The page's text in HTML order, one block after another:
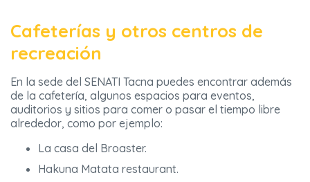
Cafeterías y otros centros de
recreación
En la sede del SENATI Tacna puedes encontrar además
de la cafetería, algunos espacios para eventos,
auditorios y sitios para comer o pasar el tiempo libre
alrededor, como por ejemplo:
La casa del Broaster.
Hakuna Matata restaurant.